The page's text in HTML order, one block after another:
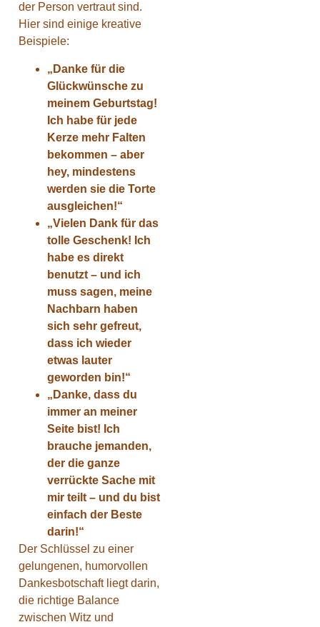
der Person vertraut sind.
Hier sind einige kreative
Beispiele:
„Danke für die
Glückwünsche zu
meinem Geburtstag!
Ich habe für jede
Kerze mehr Falten
bekommen – aber
hey, mindestens
werden sie die Torte
ausgleichen!“
„Vielen Dank für das
tolle Geschenk! Ich
habe es direkt
benutzt – und ich
muss sagen, meine
Nachbarn haben
sich sehr gefreut,
dass ich wieder
etwas lauter
geworden bin!“
„Danke, dass du
immer an meiner
Seite bist! Ich
brauche jemanden,
der die ganze
verrückte Sache mit
mir teilt – und du bist
einfach der Beste
darin!“
Der Schlüssel zu einer
gelungenen, humorvollen
Dankesbotschaft liegt darin,
die richtige Balance
zwischen Witz und